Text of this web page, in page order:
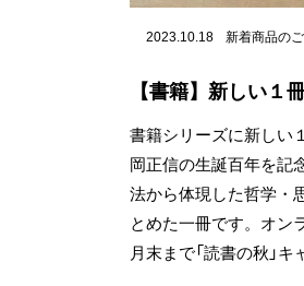
2023.10.18 新着商品の
【書籍】新しい１
書籍シリーズに新しい
岡正信の生誕百年を記
法から体現した哲学・
とめた一冊です。オン
月末まで「読書の秋」